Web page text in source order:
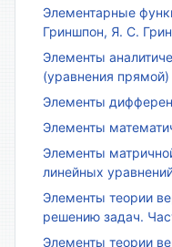
Элементарные
Гриншпон, Я. С.
Элементы
(уравнения прямой)
Элементы
Элементы
Элементы
линейных
Элементы теории
решению задач.
Элементы теории